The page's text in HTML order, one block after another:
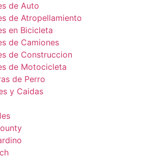
de Auto
de Atropellamiento
en Bicicleta
de Camiones
de Construccion
de Motocicleta
de Perro
y Caidas